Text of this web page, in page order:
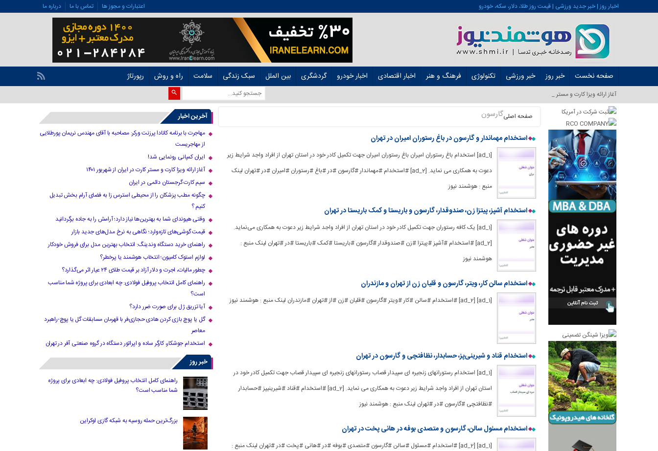
اخبار روز | خبر جدید ورزشی | قیمت روز طلا، دلار، سکه، خودرو اعتبارات و مجوز ها تماس با ما درباره ما
صفحه نخست خبر روز خبر ورزشی تکنولوژی فرهنگ و هنر اخبار اقتصادی اخبار خودرو گردشگری بین الملل سبک زندگی سلامت راه و روش رپورتاژ
آغاز ارائه ویزا کارت و مستر کارت در ایر_
صفحه اصلیگارسون
استخدام مهماندار و گارسون در باغ رستوران امیران در تهران
[ad_1] استخدام باغ رستوران امیران باغ رستوران امیران جهت تکمیل کادر خود در استان تهران از افراد واجد شرایط زیر
دعوت به همکاری می نماید. [ad_2] #استخدام #مهماندار #گارسون #در #باغ #رستوران #امیران #در #تهران لینک
منبع : هوشمند نیوز
استخدام آشپز، پیتزا زن، صندوقدار، گارسون و باریستا و کمک باریستا در تهران
[ad_1] یک کافه رستوران جهت تکمیل کادر خود در استان‌ تهران از افراد واجد شرایط زیر دعوت به همکاری می‌نماید.
[ad_2] #استخدام #آشپز #پیتزا #زن #صندوقدار #گارسون #باریستا #کمک #باریستا #در #تهران لینک منبع :
هوشمند نیوز
استخدام سالن کار، ویتر، گارسون و قلیان زن از تهران و مازندران
[ad_1] [ad_2] #استخدام #سالن #کار #ویتر #گارسون #قلیان #زن #از #تهران #مازندران لینک منبع : هوشمند نیوز
استخدام قناد و شیرینی‌پز، حسابدار، نظافتچی و گارسون در تهران
[ad_1] استخدام رستورانهای زنجیره ای سپیدار قصاب رستورانهای زنجیره ای سپیدار قصاب جهت تکمیل کادر خود در
استان تهران از افراد واجد شرایط زیر دعوت به همکاری می نماید. [ad_2] #استخدام #قناد #شیرینیپز #حسابدار
#نظافتچی #گارسون #در #تهران لینک منبع : هوشمند نیوز
استخدام مسئول سالن، گارسون و متصدی بوفه در هانی پخت در تهران
[ad_1] [ad_2] #استخدام #مسئول #سالن #گارسون #متصدی #بوفه #در #هانی #پخت #در #تهران لینک منبع :
آخرین اخبار
مهاجرت با برنامه کانادا پرزنت ورکر: مصاحبه با آقای مهندس نریمان پورطلایی
از مهاجریست
ایران کمپانی رونمایی شد!
آغاز ارائه ویزا کارت و مستر کارت در ایران از شهریور ۱۴۰۱
سیم کارت گرجستان دائمی در ایران
چگونه مطب پزشکان را از محیطی استرس زا به فضای آرام بخش تبدیل
کنیم ؟
وقتی هیوندای شما به بهترین‌ها نیاز دارد؛ آرامش را به جاده برگردانید
قیمت گوشی‌های تازه‌وارد؛ نگاهی به نرخ مدل‌های جدید بازار
راهنمای خرید دستگاه وندینگ: انتخاب بهترین مدل برای فروش خودکار
لوازم استوک کامیون؛ انتخاب هوشمند یا پرخطر؟
چطور مالیات، اجرت و دلار آزاد بر قیمت طلای ۲۴ عیار اثر می‌گذارد؟
راهنمای کامل انتخاب پروفیل فولادی: چه ابعادی برای پروژه شما مناسب
است؟
آیا تزریق ژل برای صورت ضرر دارد​؟
گل یا پوچ بازی کردن هادی حجازی‌فر با قهرمان مسابقات گل یا پوچ-راهبرد
معاصر
استخدام جوشکار، کارگر ساده و اپراتور دستگاه در گروه صنعتی آفر در تهران
خبر روز
راهنمای کامل انتخاب پروفیل فولادی: چه ابعادی برای پروژه
شما مناسب است؟
بزرگ‌ترین حمله روسیه به شبکه گازی اوکراین